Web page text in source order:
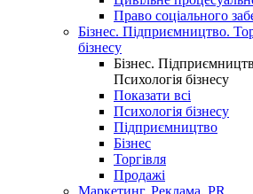
Право соціального
Бізнес. Підприємництво.
бізнесу
Бізнес.
Психологія бізнесу
Показати всі
Психологія бізнесу
Підприємництво
Бізнес
Торгівля
Продажі
Маркетинг. Реклама. PR